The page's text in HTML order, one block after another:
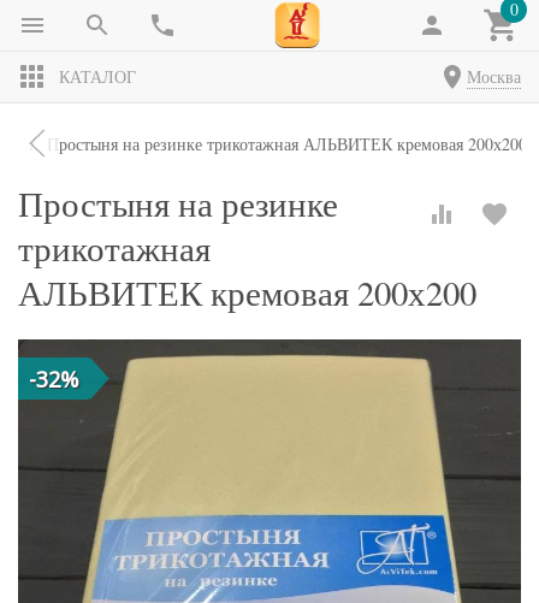
0
КАТАЛОГ Москва
Простыня на резинке трикотажная АЛЬВИТЕК кремовая 200х200
Простыня на резинке
трикотажная
АЛЬВИТЕК кремовая 200х200
-32%